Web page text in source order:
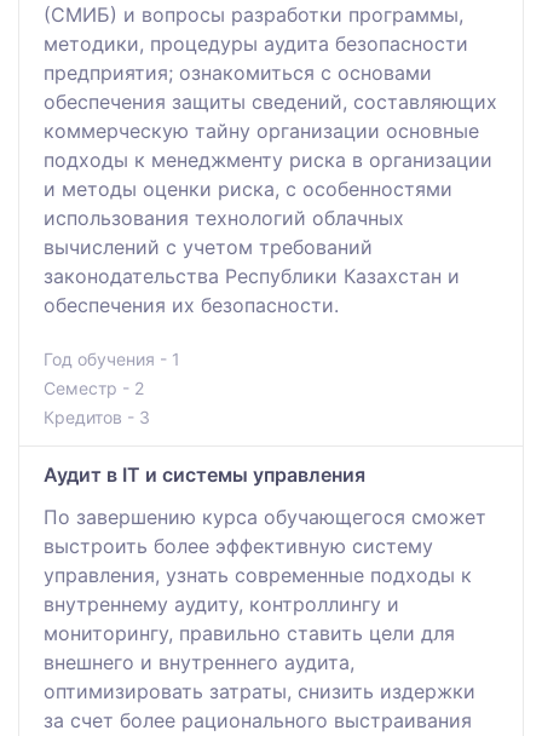
(СМИБ) и вопросы разработки программы,
методики, процедуры аудита безопасности
предприятия; ознакомиться с основами
обеспечения защиты сведений, составляющих
коммерческую тайну организации основные
подходы к менеджменту риска в организации
и методы оценки риска, с особенностями
использования технологий облачных
вычислений с учетом требований
законодательства Республики Казахстан и
обеспечения их безопасности.
Год обучения - 1
Семестр - 2
Кредитов - 3
Аудит в IT и системы управления
По завершению курса обучающегося сможет
выстроить более эффективную систему
управления, узнать современные подходы к
внутреннему аудиту, контроллингу и
мониторингу, правильно ставить цели для
внешнего и внутреннего аудита,
оптимизировать затраты, снизить издержки
за счет более рационального выстраивания